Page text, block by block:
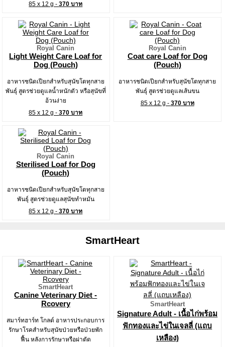
85 x 12 g -370 บาท
Royal Canin
Light Weight Care Loaf for
Dog (Pouch)
อาหารชนิดเปียกสำหรับสุนัขโตทุกสาย
พันธุ์ สูตรช่วยดูแลน้ำหนักตัว หรือสุนัขที่
อ้วนง่าย
85 x 12 g -370 บาท
Royal Canin
Coat care Loaf for Dog
(Pouch)
อาหารชนิดเปียกสำหรับสุนัขโตทุกสาย
พันธุ์ สูตรช่วยดูแลเส้นขน
85 x 12 g - 370 บาท
Royal Canin
Sterilised Loaf for Dog
(Pouch)
อาหารชนิดเปียกสำหรับสุนัขโตทุกสาย
พันธุ์ สูตรช่วยดูแลสุนัขทำหมัน
85 x 12 g -370 บาท
SmartHeart
SmartHeart
Canine Veterinary Diet -
Rcovery
สมาร์ทฮาร์ท โกลด์ อาหารประกอบการ
รักษาโรคสำหรับสุนัขป่วยหรือป่วยพัก
ฟื้น หลังการรักษาหรือผ่าตัด
SmartHeart
Signature Adult - เนื้อไก่พร้อม
ฟักทองและไข่ในเจลลี่ (แถบ
เหลือง)